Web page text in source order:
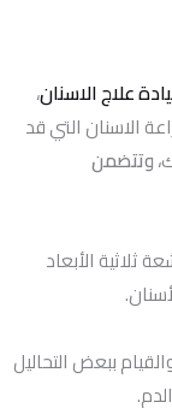
علاج الاسنان،
الاسنان التي قد
وتتضمن
الأبعاد
ببعض التحاليل